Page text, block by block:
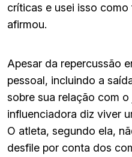
críticas e usei isso como
afirmou.
Apesar da repercussão
pessoal, incluindo a
sobre sua relação com
influenciadora diz viver
O atleta, segundo ela,
desfile por conta dos